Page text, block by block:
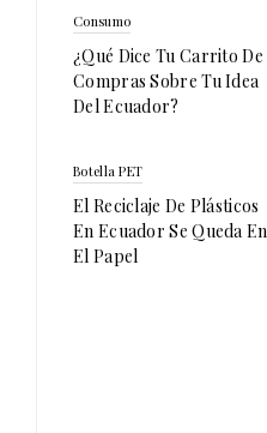
Consumo
¿Qué Dice Tu Carrito De
Compras Sobre Tu Idea
Del Ecuador?
Botella PET
El Reciclaje De Plásticos
En Ecuador Se Queda En
El Papel